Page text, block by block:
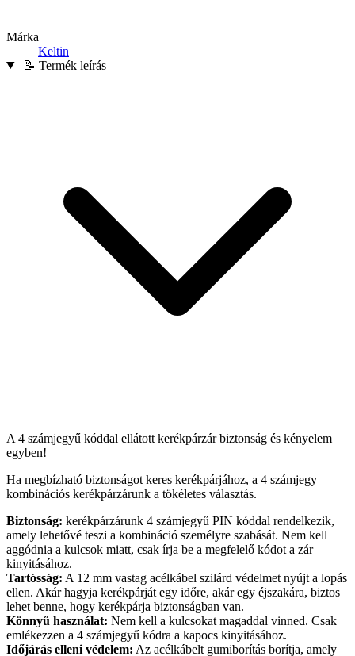
Márka
Keltin
📝 Termék leírás
A 4 számjegyű kóddal ellátott kerékpárzár biztonság és kényelem
egyben!
Ha megbízható biztonságot keres kerékpárjához, a 4 számjegy
kombinációs kerékpárzárunk a tökéletes választás.
Biztonság: kerékpárzárunk 4 számjegyű PIN kóddal rendelkezik,
amely lehetővé teszi a kombináció személyre szabását. Nem kell
aggódnia a kulcsok miatt, csak írja be a megfelelő kódot a zár
kinyitásához.
Tartósság: A 12 mm vastag acélkábel szilárd védelmet nyújt a lopás
ellen. Akár hagyja kerékpárját egy időre, akár egy éjszakára, biztos
lehet benne, hogy kerékpárja biztonságban van.
Könnyű használat: Nem kell a kulcsokat magaddal vinned. Csak
emlékezzen a 4 számjegyű kódra a kapocs kinyitásához.
Időjárás elleni védelem: Az acélkábelt gumiborítás borítja, amely